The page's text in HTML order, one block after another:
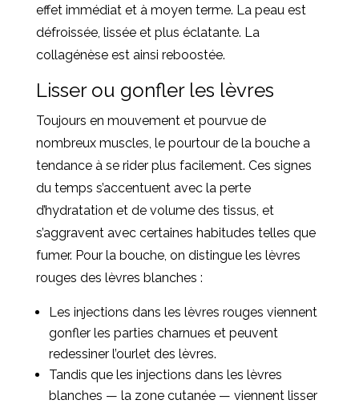
effet immédiat et à moyen terme. La peau est
défroissée, lissée et plus éclatante. La
collagénèse est ainsi reboostée.
Lisser ou gonfler les lèvres
Toujours en mouvement et pourvue de
nombreux muscles, le pourtour de la bouche a
tendance à se rider plus facilement. Ces signes
du temps s’accentuent avec la perte
d’hydratation et de volume des tissus, et
s’aggravent avec certaines habitudes telles que
fumer. Pour la bouche, on distingue les lèvres
rouges des lèvres blanches :
Les injections dans les lèvres rouges viennent
gonfler les parties charnues et peuvent
redessiner l’ourlet des lèvres.
Tandis que les injections dans les lèvres
blanches — la zone cutanée — viennent lisser